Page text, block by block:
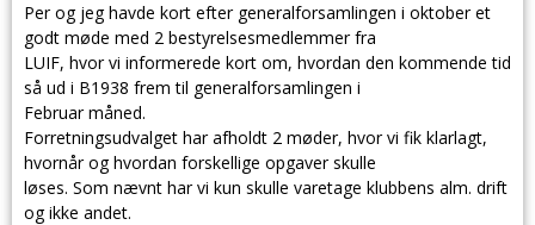
Per og jeg havde kort efter generalforsamlingen i oktober et
godt møde med 2 bestyrelsesmedlemmer fra
LUIF, hvor vi informerede kort om, hvordan den kommende tid
så ud i B1938 frem til generalforsamlingen i
Februar måned.
Forretningsudvalget har afholdt 2 møder, hvor vi fik klarlagt,
hvornår og hvordan forskellige opgaver skulle
løses. Som nævnt har vi kun skulle varetage klubbens alm. drift
og ikke andet.